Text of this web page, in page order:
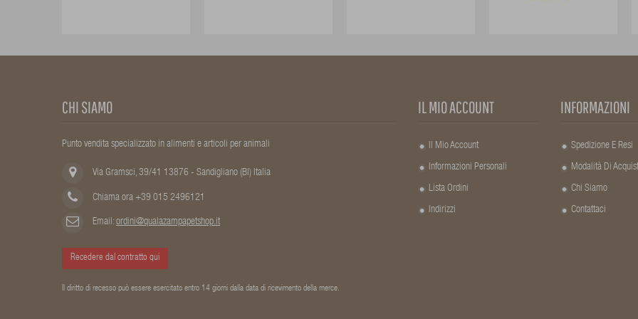
CHI SIAMO
Punto vendita specializzato in alimenti e articoli per animali
Via Gramsci, 39/41 13876 - Sandigliano (BI) Italia
Chiama ora +39 015 2496121
Email: ordini@qualazampapetshop.it
IL MIO ACCOUNT
Il Mio Account
Informazioni Personali
Lista Ordini
Indirizzi
INFORMAZIONI
Spedizione E Resi
Modalità Di
Chi Siamo
Contattaci
Recedere dal contratto qui
Il diritto di recesso può essere esercitato entro 14 giorni dalla data di ricevimento della merce.